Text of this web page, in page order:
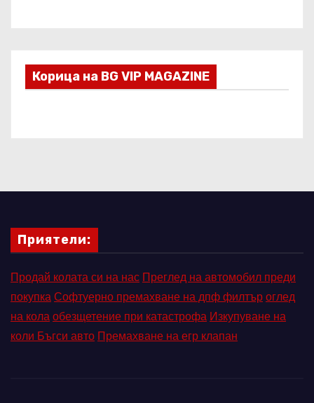
Корица на BG VIP MAGAZINE
Приятели:
Продай колата си на нас Преглед на автомобил преди
покупкаСофтуерно премахване на дпф филтъроглед
на колаобезщетение при катастрофа Изкупуване на
коли Бъгси авто Премахване на егр клапан